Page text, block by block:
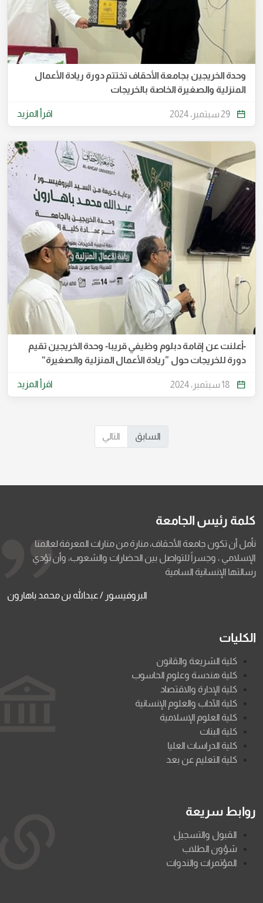
وحدة الخريجين بجامعة الأحقاف تختتم دورة ريادة الأعمال
المنزلية والصغيرة الخاصة بالخريجات
29 سبتمبر، 2024 اقرأ المزيد
-أعلنت عن إقامة دبلوم وظيفي قريبا- وحدة الخريجين تقيم
دورة للخريجات حول ”ريادة الأعمال المنزلية والصغيرة“
18 سبتمبر، 2024 اقرأ المزيد
السابق التالي
كلمة رئيس الجامعة
نأمل أن تكون جامعة الأحقاف، منارة من منارات المعرفة لعالمنا
الإسلامي ، وجسراً للتواصل بين الحضارات والشعوب، وأن تؤدي
رسالتها الإنسانية السامية
البروفيسور / عبدالله بن محمد باهارون
الكليات
كلية الشريعة والقانون
كلية هندسة وعلوم الحاسوب
كلية الإدارة والاقتصاد
كلية الآداب والعلوم الإنسانية
كلية العلوم الإسلامية
كلية البنات
كلية الدراسات العليا
كلية التعليم عن بعد
روابط سريعة
القبول والتسجيل
شؤون الطلاب
المؤتمرات والندوات